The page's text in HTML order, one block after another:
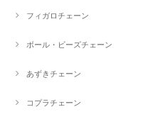
フィガロチェーン
ボール・ビーズチェーン
あずきチェーン
コプラチェーン